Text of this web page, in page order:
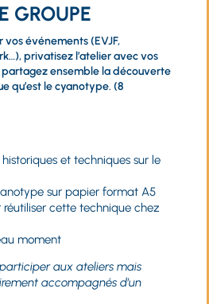
GROUPE
événements (EVJF,
privatisez l’atelier avec vos
partagez ensemble la découverte
qu’est le cyanotype. (8
et techniques sur le
sur papier format A5
cette technique chez
moment
aux ateliers mais
accompagnés d’un